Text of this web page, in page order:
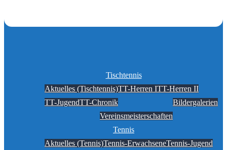
Tischtennis
Aktuelles (Tischtennis)TT-Herren ITT-Herren II
TT-JugendTT-Chronik
Vereinsmeisterschaften
Bildergalerien
Tennis
Aktuelles (Tennis)Tennis-ErwachseneTennis-Jugend